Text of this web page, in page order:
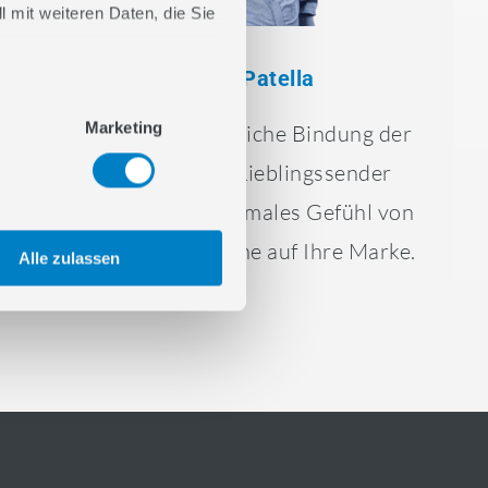
mit weiteren Daten, die Sie
Marketing
Alle zulassen
Cesare Patella
Die starke persönliche Bindung der
Hörer an ihren Lieblingssender
überträgt ein maximales Gefühl von
Vertrauen und Nähe auf Ihre Marke.